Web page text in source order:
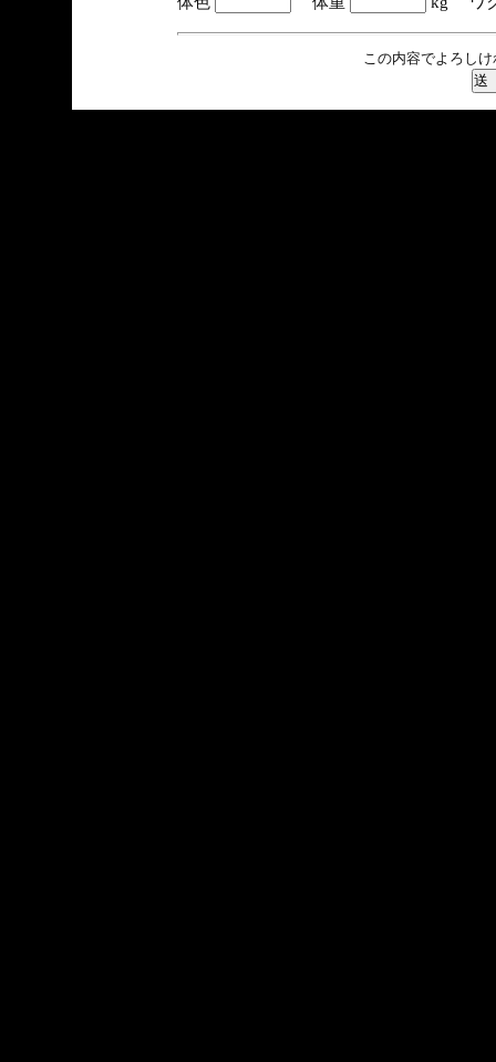
この内容でよろし